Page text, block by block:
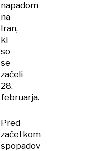
napadom
na
Iran,
ki
so
se
začeli
28.
februarja.
Pred
začetkom
spopadov